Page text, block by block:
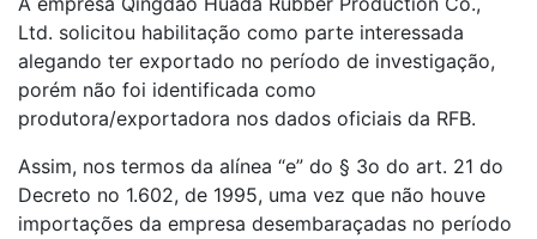
Ltd. solicitou habilitação como parte interessada
alegando ter exportado no período de investigação,
porém não foi identificada como
produtora/exportadora nos dados oficiais da RFB.
Assim, nos termos da alínea “e” do § 3o do art. 21 do
Decreto no 1.602, de 1995, uma vez que não houve
importações da empresa desembaraçadas no período